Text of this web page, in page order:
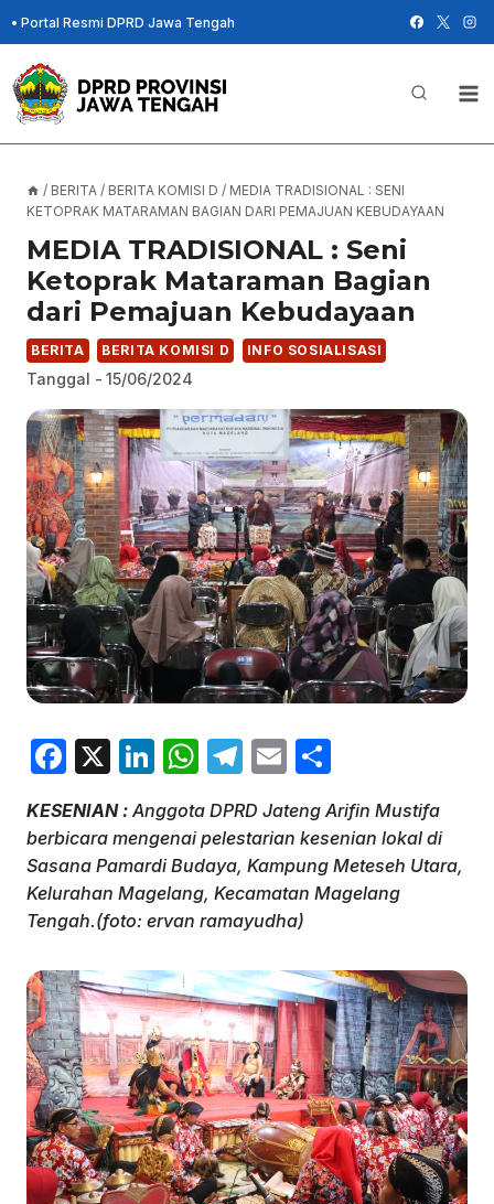
Skip
to
content
• Portal Resmi DPRD Jawa Tengah
/ BERITA / BERITA KOMISI D / MEDIA TRADISIONAL : SENI
KETOPRAK MATARAMAN BAGIAN DARI PEMAJUAN KEBUDAYAAN
MEDIA TRADISIONAL : Seni
Ketoprak Mataraman Bagian
dari Pemajuan Kebudayaan
BERITA BERITA KOMISI D INFO SOSIALISASI
Tanggal - 15/06/2024
F
c
e
b
o
o
k
X
Li
k
e
dI
n
W
at
s
A
p
p
T
e
gr
a
m
E
ai
l
ar
e
KESENIAN : Anggota DPRD Jateng Arifin Mustifa
berbicara mengenai pelestarian kesenian lokal di
Sasana Pamardi Budaya, Kampung Meteseh Utara,
Kelurahan Magelang, Kecamatan Magelang
Tengah.(foto: ervan ramayudha)